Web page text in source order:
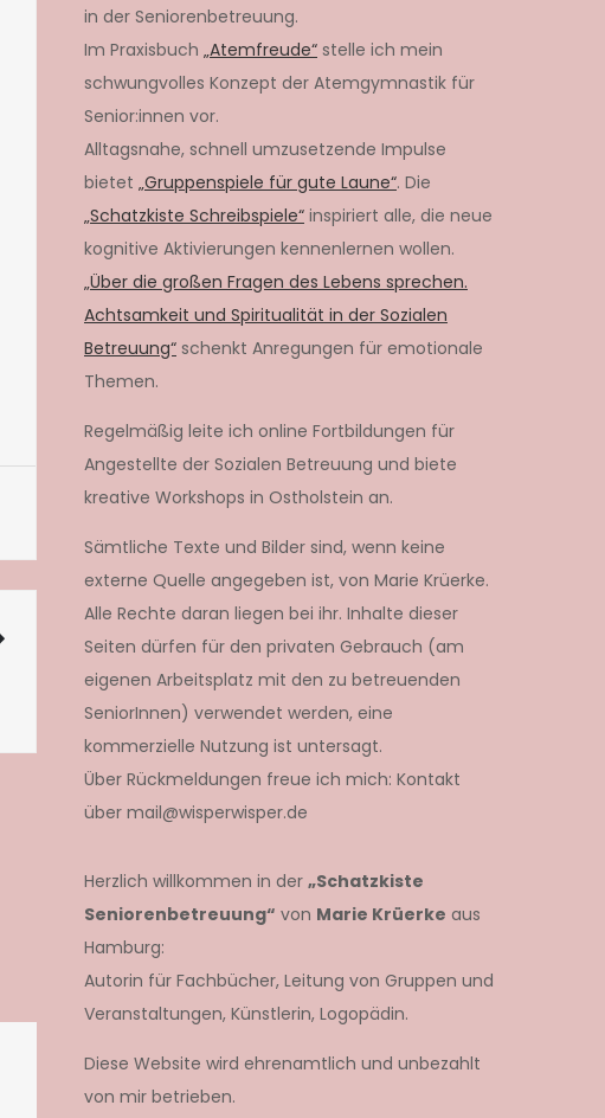
in der Seniorenbetreuung.
Im Praxisbuch „Atemfreude“ stelle ich mein
schwungvolles Konzept der Atemgymnastik für
Senior:innen vor.
Alltagsnahe, schnell umzusetzende Impulse
bietet „Gruppenspiele für gute Laune“. Die
„Schatzkiste Schreibspiele“ inspiriert alle, die neue
kognitive Aktivierungen kennenlernen wollen.
„Über die großen Fragen des Lebens sprechen.
Achtsamkeit und Spiritualität in der Sozialen
Betreuung“ schenkt Anregungen für emotionale
Themen.
Regelmäßig leite ich online Fortbildungen für
Angestellte der Sozialen Betreuung und biete
kreative Workshops in Ostholstein an.
Sämtliche Texte und Bilder sind, wenn keine
externe Quelle angegeben ist, von Marie Krüerke.
Alle Rechte daran liegen bei ihr. Inhalte dieser
Seiten dürfen für den privaten Gebrauch (am
eigenen Arbeitsplatz mit den zu betreuenden
SeniorInnen) verwendet werden, eine
kommerzielle Nutzung ist untersagt.
Über Rückmeldungen freue ich mich: Kontakt
über mail@wisperwisper.de
Herzlich willkommen in der „Schatzkiste
Seniorenbetreuung“ von Marie Krüerke aus
Hamburg:
Autorin für Fachbücher, Leitung von Gruppen und
Veranstaltungen, Künstlerin, Logopädin.
Diese Website wird ehrenamtlich und unbezahlt
von mir betrieben.